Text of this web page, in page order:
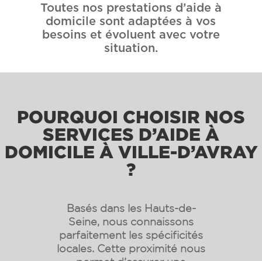
Toutes nos prestations d’aide à
domicile sont adaptées à vos
besoins et évoluent avec votre
situation.
POURQUOI CHOISIR NOS
SERVICES D’AIDE À
DOMICILE À VILLE-D’AVRAY
?
Basés dans les Hauts-de-
Seine, nous connaissons
parfaitement les spécificités
locales. Cette proximité nous